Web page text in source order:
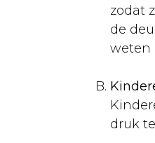
Verzorging
Ziekten
Volièrevogels
zodat
de
weten
druk